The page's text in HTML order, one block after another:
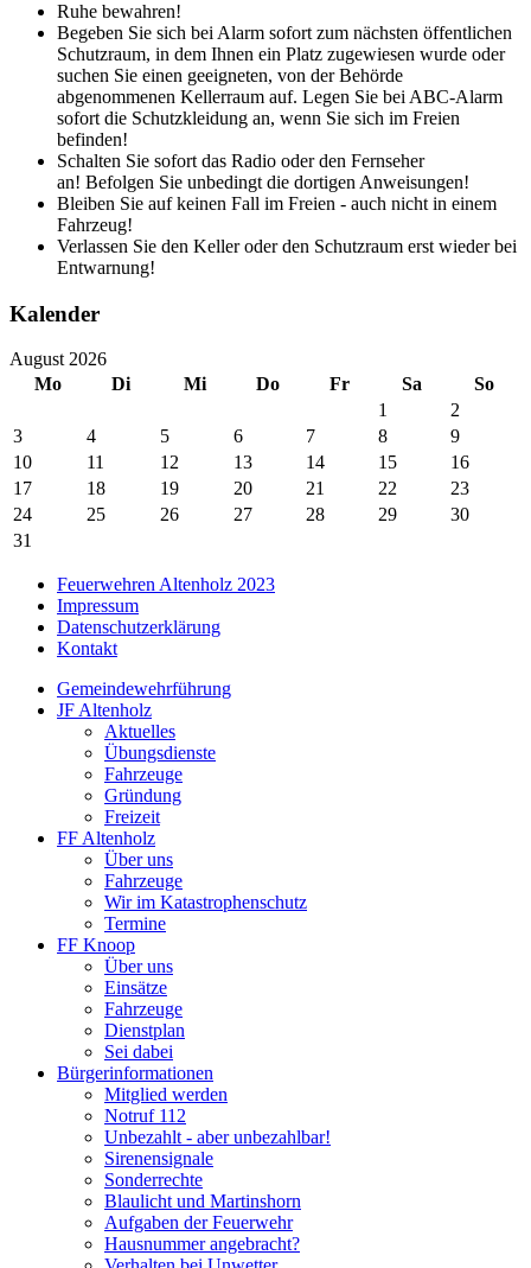
Ruhe bewahren!
Begeben Sie sich bei Alarm sofort zum nächsten öffentlichen
Schutzraum, in dem Ihnen ein Platz zugewiesen wurde oder
suchen Sie einen geeigneten, von der Behörde
abgenommenen Kellerraum auf. Legen Sie bei ABC-Alarm
sofort die Schutzkleidung an, wenn Sie sich im Freien
befinden!
Schalten Sie sofort das Radio oder den Fernseher
an! Befolgen Sie unbedingt die dortigen Anweisungen!
Bleiben Sie auf keinen Fall im Freien - auch nicht in einem
Fahrzeug!
Verlassen Sie den Keller oder den Schutzraum erst wieder bei
Entwarnung!
Kalender
August 2026
Mo
Di Mi Do Fr Sa
So
1
2
3
4 5 6 7 8
9
10
11 12 13 14 15
16
17
18 19 20 21 22
23
24
25 26 27 28 29
30
31
Feuerwehren Altenholz 2023
Impressum
Datenschutzerklärung
Kontakt
Gemeindewehrführung
JF Altenholz
Aktuelles
Übungsdienste
Fahrzeuge
Gründung
Freizeit
FF Altenholz
Über uns
Fahrzeuge
Wir im Katastrophenschutz
Termine
FF Knoop
Über uns
Einsätze
Fahrzeuge
Dienstplan
Sei dabei
Bürgerinformationen
Mitglied werden
Notruf 112
Unbezahlt - aber unbezahlbar!
Sirenensignale
Sonderrechte
Blaulicht und Martinshorn
Aufgaben der Feuerwehr
Hausnummer angebracht?